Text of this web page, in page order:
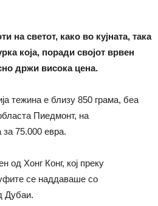
на светот, како во кујната, така
која, поради својот врвен
држи висока цена.
тежина е близу 850 грама, беа
Пиедмонт, на
за 75.000 евра.
од Хонг Конг, кој преку
се наддаваше со
Дубаи.